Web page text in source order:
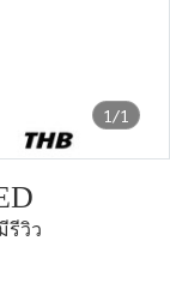
1/1
รีวิว